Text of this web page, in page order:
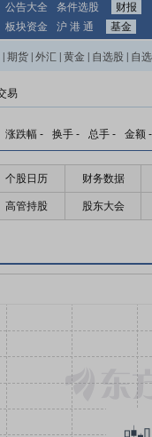
公告大全 条件选股 财报
板块资金 沪 港 通 基金
期货 外汇 黄金 自选股 自
易
涨跌幅 - 换手 - 总手 - 金额 -
个股日历 财务数据
高管持股 股东大会